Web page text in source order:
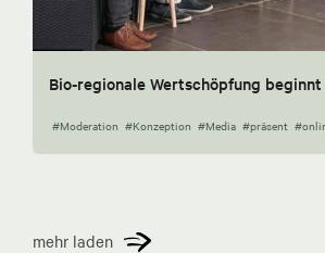
Bio-regionale Wertschöpfung
#Moderation #Konzeption #Media #präsent
mehr laden